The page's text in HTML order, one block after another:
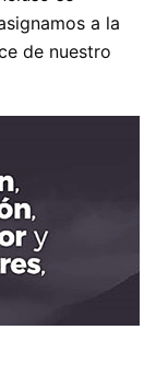
a la
de nuestro